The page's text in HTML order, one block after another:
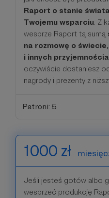
Raport o stanie
Twojemu wsparciu. Z
wesprze Raport tą sumą
na rozmowę o
i innych
oczywiście dostaniesz
nagrody i prezenty z
Patroni: 5
1000 zł
Jeśli jesteś gotów albo
wesprzeć produkcję